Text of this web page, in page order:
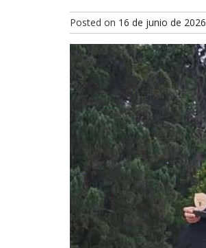
Posted on 16 de junio de 2026